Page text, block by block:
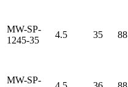
MW-SP-
1245-35
4.5 35 88
MW-SP-